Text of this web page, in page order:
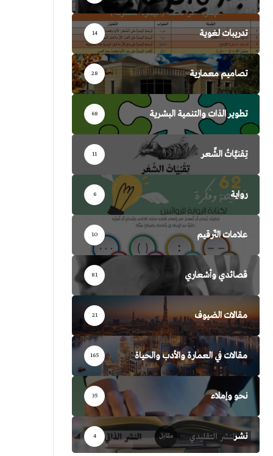
تدريبات لغوية 14
تصاميم معمارية 28
تطوير الذات والتنمية البشرية 68
تِقنيَّاتُ الشِّعر 11
رواية 6
علامات التّرقيم 10
قصائدي وأشعاري 81
مقالات الضيوف 21
مقالات في العمارة والأدب والحياة 165
نحو وإملاء 35
نشر 4